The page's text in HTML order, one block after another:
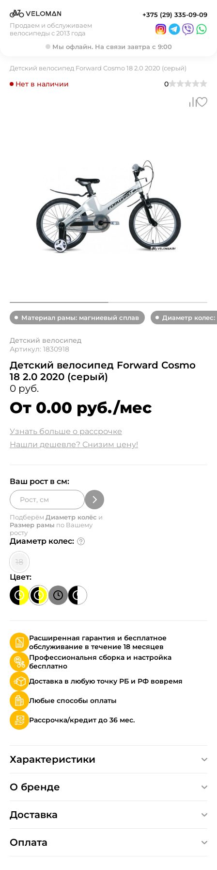
Продаем и обслуживаем
велосипеды с 2013 года
+375 (29) 335-09-09
Мы офлайн. На связи завтра с 9:00
Детский велосипед Forward Cosmo 18 2.0 2020 (серый)
Нет в наличии 0
Материал рамы: магниевый сплав Диаметр колес:
Детский велосипед
Артикул: 1830918
Детский велосипед Forward Cosmo
18 2.0 2020 (серый)
0 руб.
От 0.00 руб./мес
Узнать больше о рассрочке
Нашли дешевле? Снизим цену!
Ваш рост в см:
Подберём Диаметр колёс и
Размер рамы по Вашему
росту
Диаметр колес:
18
Цвет:
Расширенная гарантия и бесплатное
обслуживание в течение 18 месяцев
Профессиональня сборка и настройка
бесплатно
Доставка в любую точку РБ и РФ вовремя
Любые способы оплаты
Рассрочка/кредит до 36 мес.
Характеристики
О бренде
Доставка
Оплата